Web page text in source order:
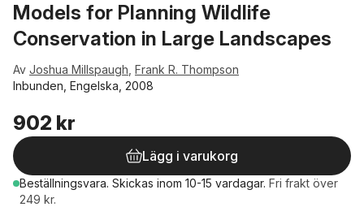
Models for Planning Wildlife
Conservation in Large Landscapes
Av Joshua Millspaugh Frank R. Thompson
Inbunden, Engelska, 2008
902 kr
Lägg i varukorg
Beställningsvara. Skickas inom 10-15 vardagar. Fri frakt över
249 kr.